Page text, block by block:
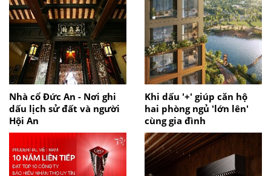
Nhà cổ Đức An - Nơi ghi
dấu lịch sử đất và người
Hội An
Khi dấu '+' giúp căn hộ
hai phòng ngủ 'lớn lên'
cùng gia đình